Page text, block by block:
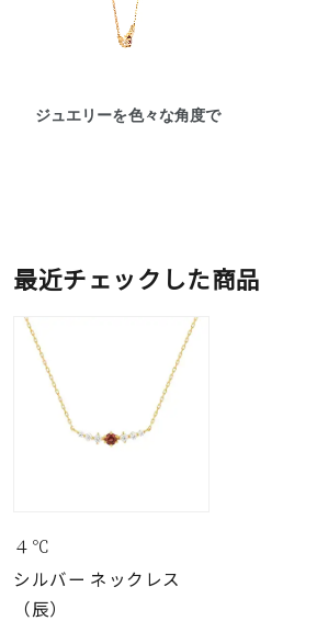
ジュエリーを色々な角度で
最近チェックした商品
４℃
シルバー ネックレス
（辰）